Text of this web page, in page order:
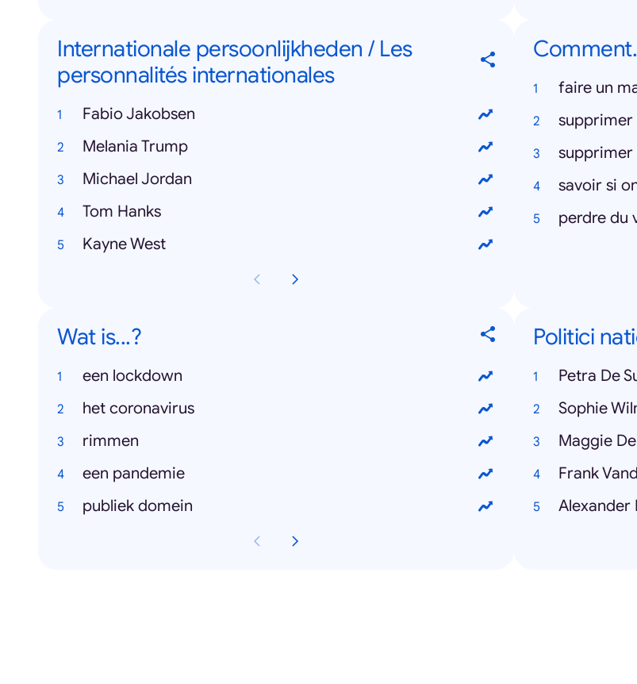
Internationale persoonlijkheden / Les
personnalités internationales
Fabio Jakobsen
Melania Trump
Michael Jordan
Tom Hanks
Kayne West
faire un
supprimer
supprimer
savoir si
perdre du
Wat is...?
een lockdown
het coronavirus
rimmen
een pandemie
publiek domein
Politici
Petra De
Sophie
Maggie
Frank
Alexander